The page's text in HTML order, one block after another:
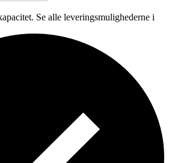
Se alle leveringsmulighederne i